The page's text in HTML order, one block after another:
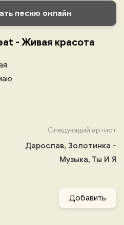
песню онлайн
- Живая красота
Следующий артист
Дарослав, Золотинка -
Музыка, Ты И Я
Добавить